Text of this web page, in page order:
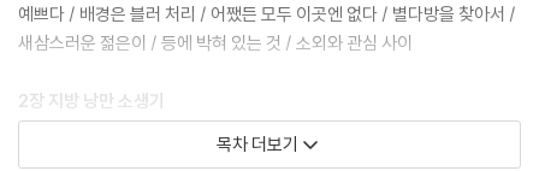
예쁘다 / 배경은 블러 처리 / 어쨌든 모두 이곳엔 없다 / 별다방을 찾아서 /
새삼스러운 젊은이 / 등에 박혀 있는 것 / 소외와 관심 사이
2장 지방 낭만 소생기
누군가 하려고 했던 일 / 우린 대체 어디로 가야 하나요 / 첫 만남은 카페인
목차 더보기